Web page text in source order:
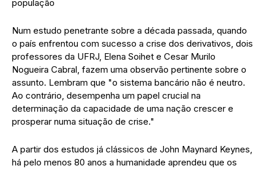
população
Num estudo penetrante sobre a década passada, quando
o país enfrentou com sucesso a crise dos derivativos, dois
professores da UFRJ, Elena Soihet e Cesar Murilo
Nogueira Cabral, fazem uma observão pertinente sobre o
assunto. Lembram que "o sistema bancário não é neutro.
Ao contrário, desempenha um papel crucial na
determinação da capacidade de uma nação crescer e
prosperar numa situação de crise."
A partir dos estudos já clássicos de John Maynard Keynes,
há pelo menos 80 anos a humanidade aprendeu que os